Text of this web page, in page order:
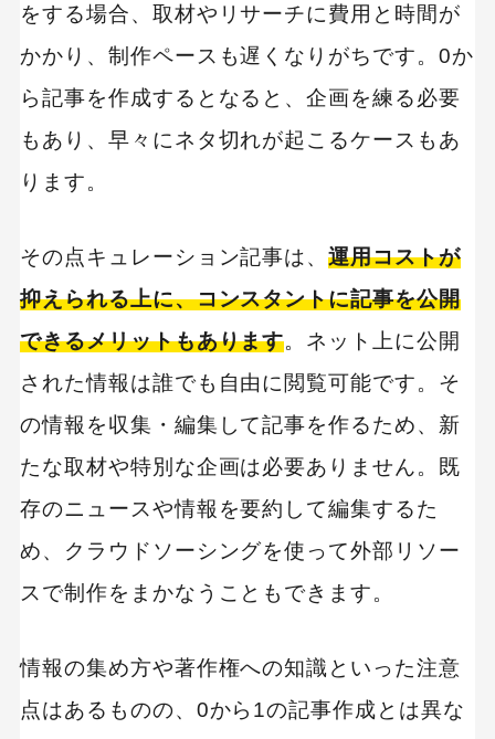
をする場合、取材やリサーチに費用と時間が
かかり、制作ペースも遅くなりがちです。0か
ら記事を作成するとなると、企画を練る必要
もあり、早々にネタ切れが起こるケースもあ
ります。
その点キュレーション記事は、運用コストが
抑えられる上に、コンスタントに記事を公開
できるメリットもあります。ネット上に公開
された情報は誰でも自由に閲覧可能です。そ
の情報を収集・編集して記事を作るため、新
たな取材や特別な企画は必要ありません。既
存のニュースや情報を要約して編集するた
め、クラウドソーシングを使って外部リソー
スで制作をまかなうこともできます。
情報の集め方や著作権への知識といった注意
点はあるものの、0から1の記事作成とは異な